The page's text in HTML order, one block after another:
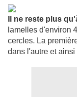
Il ne reste plus
lamelles d'environ
cercles. La
dans l'autre et